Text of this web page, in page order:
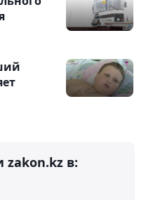
zakon.kz в: